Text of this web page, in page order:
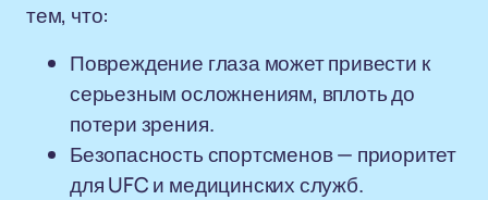
тем, что:
Повреждение глаза может привести к
серьезным осложнениям, вплоть до
потери зрения.
Безопасность спортсменов — приоритет
для UFC и медицинских служб.